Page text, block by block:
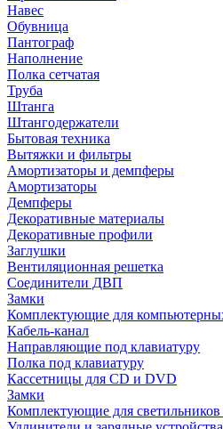
Навес
Обувница
Пантограф
Наполнение
Полка сетчатая
Труба
Штанга
Штангодержатели
Бытовая техника
Вытяжки и фильтры
Амортизаторы и демпферы
Амортизаторы
Демпферы
Декоративные материалы
Декоративные профили
Заглушки
Вентиляционная решетка
Соединители ДВП
Замки
Комплектующие для
Кабель-канал
Направляющие под клавиатуру
Полка под клавиатуру
Кассетницы для CD и DVD
Замки
Комплектующие для светильников